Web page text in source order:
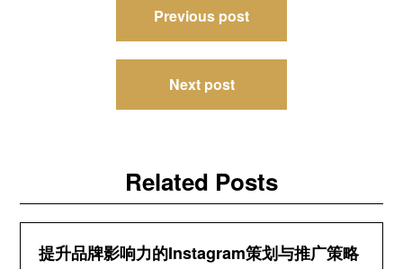
Previous post
Next post
Related Posts
提升品牌影响力的Instagram策划与推广策略